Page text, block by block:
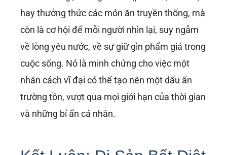
hay thưởng thức các món ăn truyền thống, mà
còn là cơ hội để mỗi người nhìn lại, suy ngẫm
về lòng yêu nước, về sự giữ gìn phẩm giá trong
cuộc sống. Nó là minh chứng cho việc một
nhân cách vĩ đại có thể tạo nên một dấu ấn
trường tồn, vượt qua mọi giới hạn của thời gian
và những bí ẩn cá nhân.